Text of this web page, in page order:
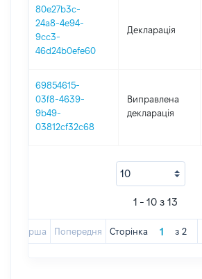
80e27b3c-
24a8-4e94-
9cc3-
46d24b0efe60
Декларація
69854615-
03f8-4639-
9b49-
03812cf32c68
Виправлена
декларація
1 - 10 з 13
Перша Попередня Сторінка з 2